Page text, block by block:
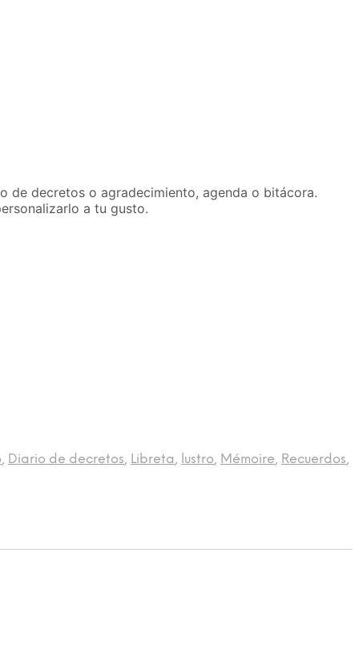
de decretos o agradecimiento, agenda o bitácora.
a tu gusto.
, Diario de decretos, Libreta, lustro, Mémoire, Recuerdos,